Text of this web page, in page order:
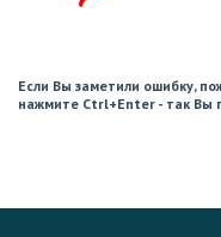
Если Вы заметили ошибку,
нажмите Ctrl+Enter - так Вы